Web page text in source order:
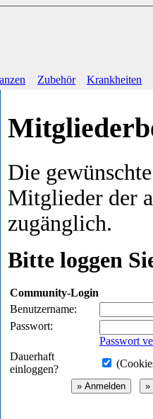
Zubehör Krankheiten
Die
Mitglieder der
zugänglich.
Bitte loggen
Community-Login
Benutzername:
Passwort:
Passwort
Dauerhaft
einloggen?